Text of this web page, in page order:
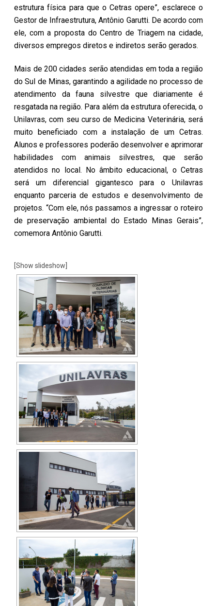
estrutura física para que o Cetras opere”, esclarece o
Gestor de Infraestrutura, Antônio Garutti. De acordo com
ele, com a proposta do Centro de Triagem na cidade,
diversos empregos diretos e indiretos serão gerados.
Mais de 200 cidades serão atendidas em toda a região
do Sul de Minas, garantindo a agilidade no processo de
atendimento da fauna silvestre que diariamente é
resgatada na região. Para além da estrutura oferecida, o
Unilavras, com seu curso de Medicina Veterinária, será
muito beneficiado com a instalação de um Cetras.
Alunos e professores poderão desenvolver e aprimorar
habilidades com animais silvestres, que serão
atendidos no local. No âmbito educacional, o Cetras
será um diferencial gigantesco para o Unilavras
enquanto parceria de estudos e desenvolvimento de
projetos. “Com ele, nós passamos a ingressar o roteiro
de preservação ambiental do Estado Minas Gerais”,
comemora Antônio Garutti.
[Show slideshow]